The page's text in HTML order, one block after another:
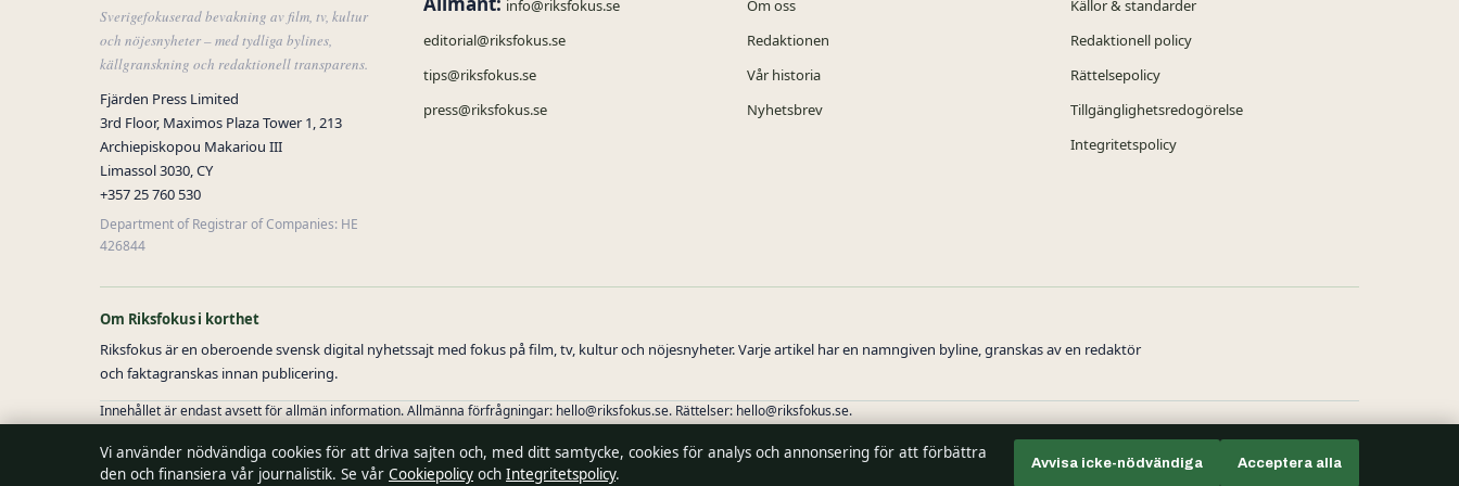
Sverigefokuserad bevakning av film, tv, kultur
och nöjesnyheter – med tydliga bylines,
källgranskning och redaktionell transparens.
Fjärden Press Limited
3rd Floor, Maximos Plaza Tower 1, 213
Archiepiskopou Makariou III
Limassol 3030, CY
+357 25 760 530
Department of Registrar of Companies: HE
426844
info@riksfokus.se
editorial@riksfokus.se
tips@riksfokus.se
press@riksfokus.se
Om oss
Redaktionen
Vår historia
Nyhetsbrev
Källor & standarder
Redaktionell policy
Rättelsepolicy
Tillgänglighetsredogörelse
Integritetspolicy
Om Riksfokus i korthet
Riksfokus är en oberoende svensk digital nyhetssajt med fokus på film, tv, kultur och nöjesnyheter. Varje artikel har en namngiven byline, granskas av en redaktör
och faktagranskas innan publicering.
Innehållet är endast avsett för allmän information. Allmänna förfrågningar: hello@riksfokus.se. Rättelser: hello@riksfokus.se.
Utgivare: Fjärden Press Limited, Limassol · Ansvarig utgivare: Viktor Holmgren, Chefredaktör · Department of Registrar of Companies HE 426844
Vi använder nödvändiga cookies för att driva sajten och, med ditt samtycke, cookies för analys och annonsering för att förbättra
den och finansiera vår journalistik. Se vår Cookiepolicy och Integritetspolicy.
Avvisa icke-nödvändiga Acceptera alla